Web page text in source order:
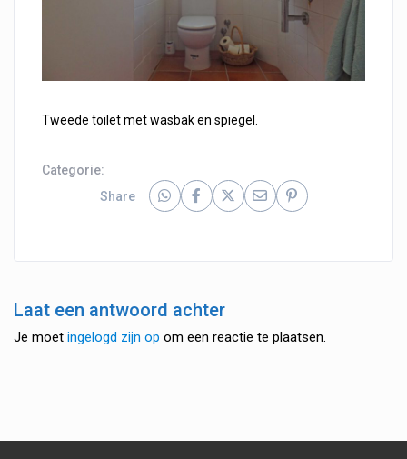
Tweede toilet met wasbak en spiegel.
Categorie:
Share
Laat een antwoord achter
Je moetingelogd zijn op om een reactie te plaatsen.